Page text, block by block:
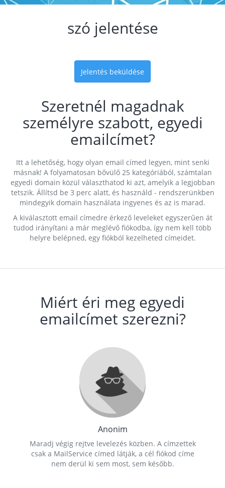
szó jelentése
Jelentés beküldése
Szeretnél magadnak
személyre szabott, egyedi
emailcímet?
Itt a lehetőség, hogy olyan email címed legyen, mint senki
másnak! A folyamatosan bővülő 25 kategóriából, számtalan
egyedi domain közül választhatod ki azt, amelyik a legjobban
tetszik. Állítsd be 3 perc alatt, és használd - rendszerünkben
mindegyik domain használata ingyenes és az is marad.
A kiválasztott email címedre érkező leveleket egyszerűen át
tudod irányítani a már meglévő fiókodba, így nem kell több
helyre belépned, egy fiókból kezelheted címeidet.
Miért éri meg egyedi
emailcímet szerezni?
Anonim
Maradj végig rejtve levelezés közben. A címzettek
csak a MailService címed látják, a cél fiókod címe
nem derül ki sem most, sem később.